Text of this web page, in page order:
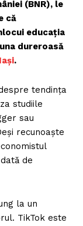
(BNR), le
că
educația
dureroasă
.
tendința
studiile
sau
recunoaște
de
la un
TikTok este